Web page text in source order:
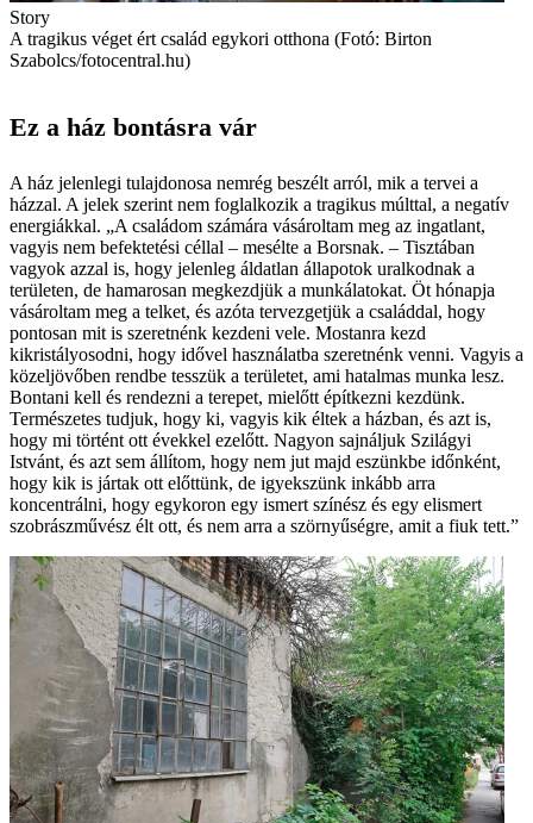
Story
A tragikus véget ért család egykori otthona (Fotó: Birton
Szabolcs/fotocentral.hu)
Ez a ház bontásra vár
A ház jelenlegi tulajdonosa nemrég beszélt arról, mik a tervei a
házzal. A jelek szerint nem foglalkozik a tragikus múlttal, a negatív
energiákkal. „A családom számára vásároltam meg az ingatlant,
vagyis nem befektetési céllal – mesélte a Borsnak. – Tisztában
vagyok azzal is, hogy jelenleg áldatlan állapotok uralkodnak a
területen, de hamarosan megkezdjük a munkálatokat. Öt hónapja
vásároltam meg a telket, és azóta tervezgetjük a családdal, hogy
pontosan mit is szeretnénk kezdeni vele. Mostanra kezd
kikristályosodni, hogy idővel használatba szeretnénk venni. Vagyis a
közeljövőben rendbe tesszük a területet, ami hatalmas munka lesz.
Bontani kell és rendezni a terepet, mielőtt építkezni kezdünk.
Természetes tudjuk, hogy ki, vagyis kik éltek a házban, és azt is,
hogy mi történt ott évekkel ezelőtt. Nagyon sajnáljuk Szilágyi
Istvánt, és azt sem állítom, hogy nem jut majd eszünkbe időnként,
hogy kik is jártak ott előttünk, de igyekszünk inkább arra
koncentrálni, hogy egykoron egy ismert színész és egy elismert
szobrászművész élt ott, és nem arra a szörnyűségre, amit a fiuk tett.”